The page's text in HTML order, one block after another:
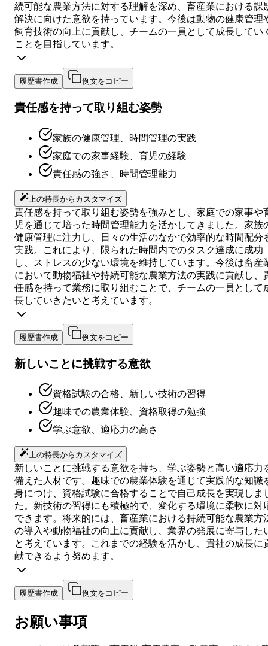
続可能な農業方法に対する理解を深め、畜産業における課
解決に向けた意欲を持っています。今後は動物の健康管理
飼育技術の向上に貢献し、チームの一員として成長してい
ことを目指しています。
履歴書作成 例文をコピー
責任感を持って取り組む姿勢
家族の健康管理、時間管理の実践
家庭での家事経験、育児の経験
責任感の強さ、時間管理能力
上の特長からカスタマイズ
責任感を持って取り組む姿勢を強みとし、家庭での家事や
児を通じて培った時間管理能力を活かしてきました。家族
健康管理に注力し、日々の生活のなかで効率的な時間配分
実践。これにより、限られた時間内でのタスク達成に成功
し、ストレスの少ない環境を維持しています。今後は畜産
において動物福祉や持続可能な農業方法の実践に貢献し、
任感を持って業務に取り組むことで、チームの一員として
長していきたいと考えています。
履歴書作成 例文をコピー
新しいことに挑戦する意欲
資格試験の合格、新しい技術の習得
趣味での農業体験、資格取得の勉強
学ぶ意欲、適応力の高さ
上の特長からカスタマイズ
新しいことに挑戦する意欲を持ち、学ぶ姿勢と高い適応力
備えた人材です。趣味での農業体験を通じて実践的な知識
身につけ、資格試験に合格することで自己成長を実現しま
た。新技術の習得にも積極的で、変化する環境に柔軟に対
できます。将来的には、畜産業における持続可能な農業方
の導入や動物福祉の向上に貢献し、業界の発展に寄与した
と考えています。これまでの経験を活かし、貴社の成長に
献できるよう努めます。
履歴書作成 例文をコピー
お願い事項